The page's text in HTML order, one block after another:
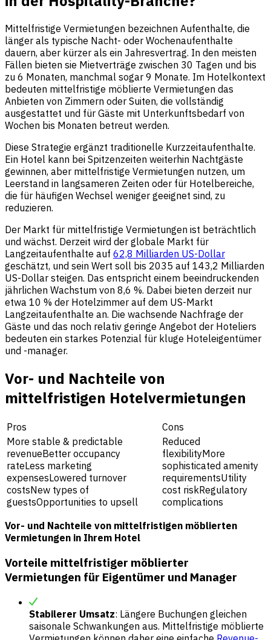
Mittelfristige Vermietungen bezeichnen Aufenthalte, die
länger als typische Nacht- oder Wochenaufenthalte
dauern, aber kürzer als ein Jahresvertrag. In den meisten
Fällen bieten sie Mietverträge zwischen 30 Tagen und bis
zu 6 Monaten, manchmal sogar 9 Monate. Im Hotelkontext
bedeuten mittelfristige möblierte Vermietungen das
Anbieten von Zimmern oder Suiten, die vollständig
ausgestattet und für Gäste mit Unterkunftsbedarf von
Wochen bis Monaten betreut werden.
Diese Strategie ergänzt traditionelle Kurzzeitaufenthalte.
Ein Hotel kann bei Spitzenzeiten weiterhin Nachtgäste
gewinnen, aber mittelfristige Vermietungen nutzen, um
Leerstand in langsameren Zeiten oder für Hotelbereiche,
die für häufigen Wechsel weniger geeignet sind, zu
reduzieren.
Der Markt für mittelfristige Vermietungen ist beträchtlich
und wächst. Derzeit wird der globale Markt für
Langzeitaufenthalte auf 62,8 Milliarden US-Dollar
geschätzt, und sein Wert soll bis 2035 auf 143,2 Milliarden
US-Dollar steigen. Das entspricht einem beeindruckenden
jährlichen Wachstum von 8,6 %. Dabei bieten derzeit nur
etwa 10 % der Hotelzimmer auf dem US-Markt
Langzeitaufenthalte an. Die wachsende Nachfrage der
Gäste und das noch relativ geringe Angebot der Hoteliers
bedeuten ein starkes Potenzial für kluge Hoteleigentümer
und -manager.
Vor- und Nachteile von
mittelfristigen Hotelvermietungen
Pros
Cons
More stable & predictable
revenueBetter occupancy
rateLess marketing
expensesLowered turnover
costsNew types of
guestsOpportunities to upsell
Reduced
flexibilityMore
sophisticated amenity
requirementsUtility
cost riskRegulatory
complications
Vor- und Nachteile von mittelfristigen möblierten
Vermietungen in Ihrem Hotel
Vorteile mittelfristiger möblierter
Vermietungen für Eigentümer und Manager
Stabilerer Umsatz: Längere Buchungen gleichen
saisonale Schwankungen aus. Mittelfristige möblierte